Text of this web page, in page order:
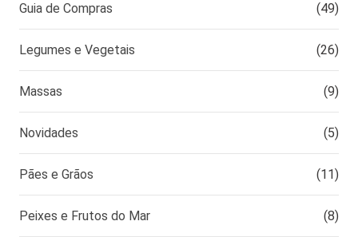
Guia de Compras (49)
Legumes e Vegetais (26)
Massas (9)
Novidades (5)
Pães e Grãos (11)
Peixes e Frutos do Mar (8)